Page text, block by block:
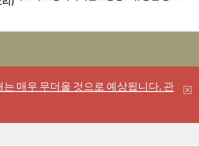
매우 무더울 것으로 예상됩니다. 관